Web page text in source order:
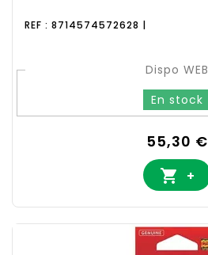
REF : 8714574572628 |
Dispo WEB
En stock
Prix
55,30 €
 +